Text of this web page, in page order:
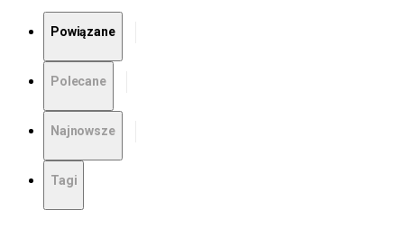
Powiązane
Polecane
Najnowsze
Tagi